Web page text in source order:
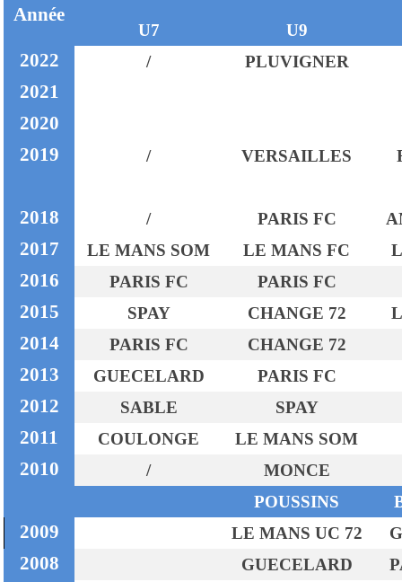
Année
U7 U9
2022 / PLUVIGNER
2021
2020
2019
/ VERSAILLES
2018 / PARIS FC
2017 LE MANS SOM LE MANS FC
2016 PARIS FC PARIS FC
2015 SPAY CHANGE 72
2014 PARIS FC CHANGE 72
2013 GUECELARD PARIS FC
2012 SABLE SPAY
2011 COULONGE LE MANS SOM
2010 /
MONCE
POUSSINS
2009 LE MANS UC 72
2008 GUECELARD